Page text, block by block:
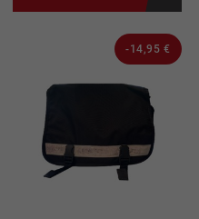
-14,95 €